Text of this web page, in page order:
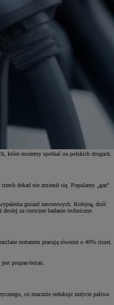
które możemy spotkać na polskich drogach.
dekad nie zmienił się. Popularny „gaz”
gniazd zaworowych. Kolejną, dość
za coroczne badanie techniczne.
metanem pracują również o 40% ciszej.
propan-butan.
co znacznie redukuje zużycie paliwa